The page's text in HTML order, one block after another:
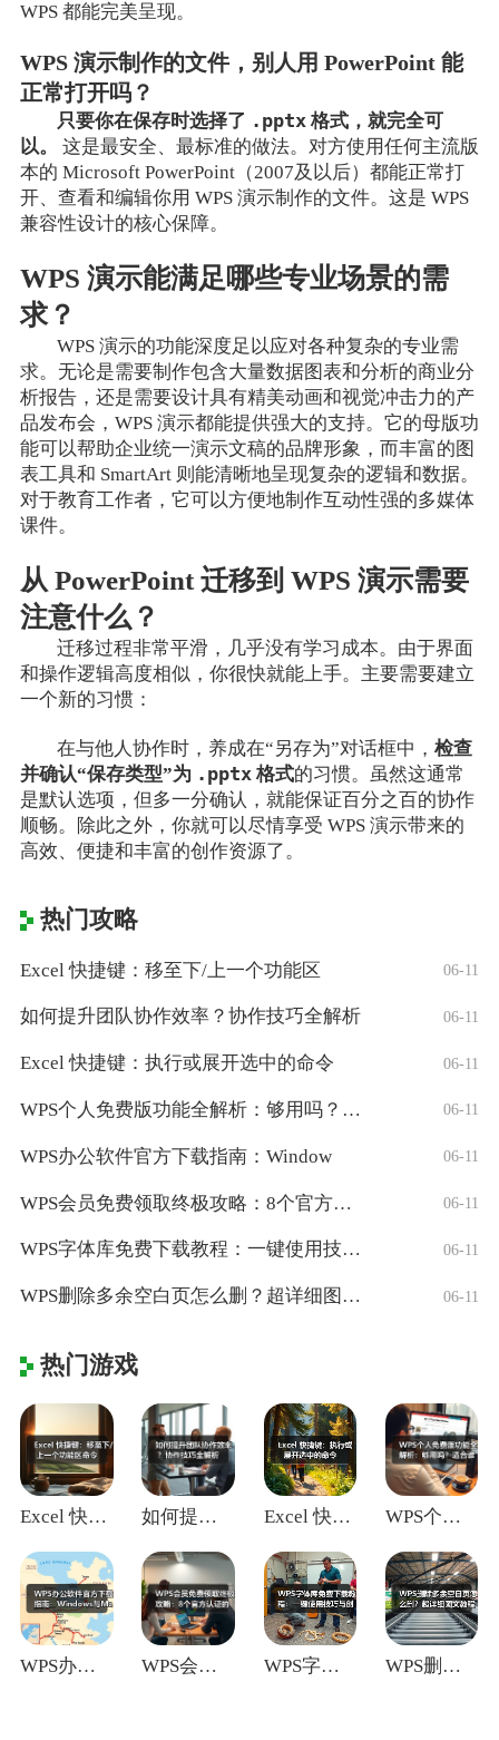
WPS 都能完美呈现。
WPS 演示制作的文件，别人用 PowerPoint 能
正常打开吗？
只要你在保存时选择了 .pptx 格式，就完全可
以。
这是最安全、最标准的做法。对方使用任何主流版
本的 Microsoft PowerPoint（2007及以后）都能正常打
开、查看和编辑你用 WPS 演示制作的文件。这是 WPS
兼容性设计的核心保障。
WPS 演示能满足哪些专业场景的需
求？
WPS 演示的功能深度足以应对各种复杂的专业需
求。无论是需要制作包含大量数据图表和分析的商业分
析报告，还是需要设计具有精美动画和视觉冲击力的产
品发布会，WPS 演示都能提供强大的支持。它的母版功
能可以帮助企业统一演示文稿的品牌形象，而丰富的图
表工具和 SmartArt 则能清晰地呈现复杂的逻辑和数据。
对于教育工作者，它可以方便地制作互动性强的多媒体
课件。
从 PowerPoint 迁移到 WPS 演示需要
注意什么？
迁移过程非常平滑，几乎没有学习成本。由于界面
和操作逻辑高度相似，你很快就能上手。主要需要建立
一个新的习惯：
在与他人协作时，养成在“另存为”对话框中，检查
并确认“保存类型”为 .pptx格式的习惯。虽然这通常
是默认选项，但多一分确认，就能保证百分之百的协作
顺畅。除此之外，你就可以尽情享受 WPS 演示带来的
高效、便捷和丰富的创作资源了。
热门攻略
Excel 快捷键：移至下/上一个功能区 06-11
如何提升团队协作效率？协作技巧全解析 06-11
Excel 快捷键：执行或展开选中的命令 06-11
WPS个人免费版功能全解析：够用吗？适合 06-11
WPS办公软件官方下载指南：Window 06-11
WPS会员免费领取终极攻略：8个官方认证 06-11
WPS字体库免费下载教程：一键使用技巧与 06-11
WPS删除多余空白页怎么删？超详细图文教 06-11
热门游戏
Excel 快捷键：移至下/上一个功能区 如何提升团队协作效率？协作技巧全解析 Excel 快捷键：执行或展开选中的命令 WPS个人免费版功能全解析：够用吗？适合
WPS办公软件官方下载指南：Window WPS会员免费领取终极攻略：8个官方认证 WPS字体库免费下载教程：一键使用技巧与 WPS删除多余空白页怎么删？超详细图文教